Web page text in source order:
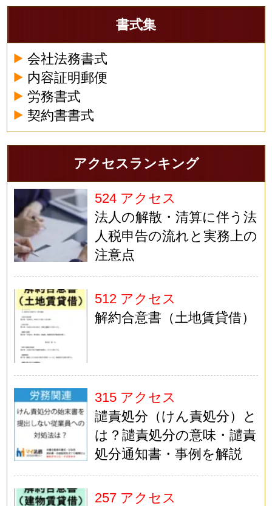
書式集
会社法務書式
内容証明郵便
労務書式
契約書書式
アクセスランキング
524 アクセス
法人の解散・清算に伴う法
人税申告の流れと実務上の
注意点
512 アクセス
解約合意書（土地賃貸借）
315 アクセス
譴責処分（けん責処分）と
は？譴責処分の意味・譴責
処分通知書・事例を解説
257 アクセス